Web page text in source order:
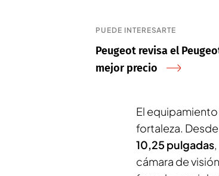
PUEDE INTERESARTE
Peugeot revisa el
mejor precio
El
fortaleza.
10,25 pulgadas
cámara de